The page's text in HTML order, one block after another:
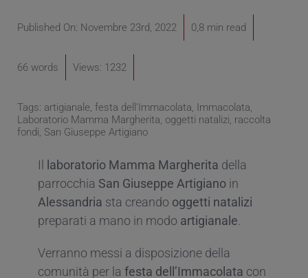
Published On: Novembre 23rd, 2022 0,8 min read
66 words Views: 1232
Tags: artigianale, festa dell'Immacolata, Immacolata,
Laboratorio Mamma Margherita, oggetti natalizi, raccolta
fondi, San Giuseppe Artigiano
Il laboratorio Mamma Margherita della
parrocchia San Giuseppe Artigianoin
Alessandria sta creando oggetti natalizi
preparati a mano in modo artigianale
Verranno messi a disposizione della
comunità per la festa dell’Immacolata con